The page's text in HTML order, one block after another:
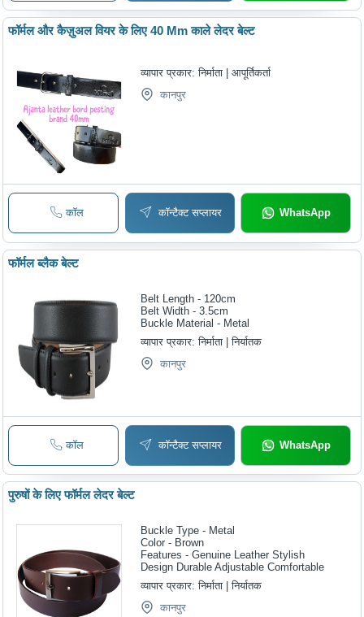
फॉर्मल और कैज़ुअल वियर के लिए 40 Mm काले लेदर बेल्ट
व्यापार प्रकार:निर्माता | आपूर्तिकर्ता
कानपुर
कॉल कॉन्टैक्ट सप्लायर WhatsApp
फॉर्मल ब्लैक बेल्ट
Belt Length - 120cm
Belt Width - 3.5cm
Buckle Material - Metal
व्यापार प्रकार:निर्माता | निर्यातक
कानपुर
कॉल कॉन्टैक्ट सप्लायर WhatsApp
पुरुषों के लिए फॉर्मल लेदर बेल्ट
Buckle Type - Metal
Color - Brown
Features - Genuine Leather Stylish
Design Durable Adjustable Comfortable
व्यापार प्रकार:निर्माता | निर्यातक
कानपुर